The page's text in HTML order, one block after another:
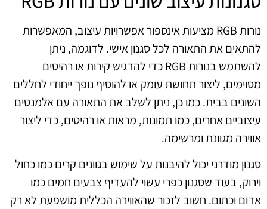
נורות RGB מציעות אינספור אפשרויות עיצוב, המאפשרות
להתאים את התאורה לכל סגנון אישי. לדוגמה, ניתן
להשתמש בנורות RGB כדי להדגיש קירות או רהיטים
מסוימים, ליצור תחושת עומק או להוסיף נופך ייחודי לחללים
השונים בבית. כמו כן, ניתן לשלב את התאורה עם אלמנטים
עיצוביים אחרים, כמו תמונות, מראות או רהיטים, כדי ליצור
אווירה מגוונת ומרשימה.
סגנון מודרני יכול להיבנות על שימוש בגוונים קרים כמו כחול
וירוק, בעוד שסגנון כפרי עשוי להעדיף צבעים חמים כמו
אדום וכתום. חשוב לזכור שהאווירה הכללית מושפעת לא רק